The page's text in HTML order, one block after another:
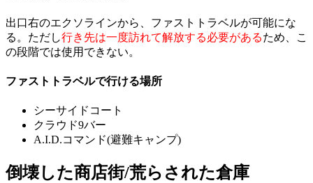
出口右のエクソラインから、ファストトラベルが可能にな
る。ただし行き先は一度訪れて解放する必要があるため、こ
の段階では使用できない。
ファストトラベルで行ける場所
シーサイドコート
クラウド9バー
A.I.D.コマンド(避難キャンプ)
倒壊した商店街/荒らされた倉庫